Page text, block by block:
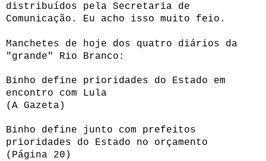
distribuídos pela Secretaria de
Comunicação. Eu acho isso muito feio.
Manchetes de hoje dos quatro diários da
"grande" Rio Branco:
Binho define prioridades do Estado em
encontro com Lula
(A Gazeta)
Binho define junto com prefeitos
prioridades do Estado no orçamento
(Página 20)